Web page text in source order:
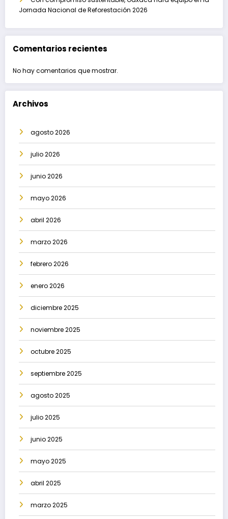
Jornada Nacional de Reforestación 2026
Comentarios recientes
No hay comentarios que mostrar.
Archivos
agosto 2026
julio 2026
junio 2026
mayo 2026
abril 2026
marzo 2026
febrero 2026
enero 2026
diciembre 2025
noviembre 2025
octubre 2025
septiembre 2025
agosto 2025
julio 2025
junio 2025
mayo 2025
abril 2025
marzo 2025